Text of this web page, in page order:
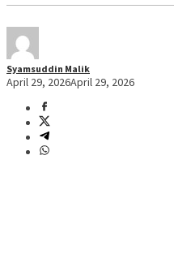
Syamsuddin Malik
April 29, 2026April 29, 2026